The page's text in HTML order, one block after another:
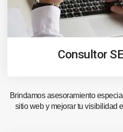
Consultor
Brindamos asesoramiento
sitio web y mejorar tu visibilidad